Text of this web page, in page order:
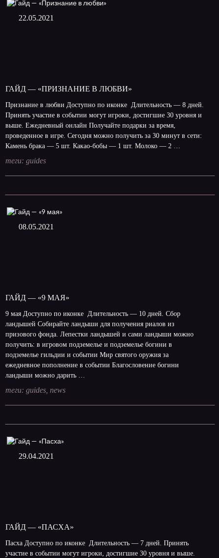
22.05.2021
ГАЙД — «ПРИЗНАНИЕ В ЛЮБВИ»
Признание в любви Доступно по иконке Длительность — 8 дней.
Принять участие в событии могут игроки, достигшие 30 уровня и
выше. Ежедневный онлайн Получайте подарки за время,
проведенное в игре. Сегодня можно получить за 30 минут в сети:
Камень брака — 5 шт. Какао-бобы — 1 шт. Молоко — 2 …
теги: guides
08.05.2021
ГАЙД — «9 МАЯ»
9 мая Доступно по иконке Длительность — 10 дней. Сбор
ландышей Собирайте ландыши для получения риалов из
призового фонда. Лепестки ландышей и сами ландыши можно
получить: в игровом подземелье и подземелье богини в
подземелье гильдии и событии Мир святого оружия за
ежедневное пополнение в событии Благословение богини
ландыши можно дарить …
теги: guides news
29.04.2021
ГАЙД — «ПАСХА»
Пасха Доступно по иконке Длительность — 7 дней. Принять
участие в событии могут игроки, достигшие 30 уровня и выше.